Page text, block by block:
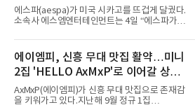
증명한 존재감
에스파(aespa)가 미국 시카고를 뜨겁게 달궜다.
소속사 에스엠엔터테인먼트는 4일 “에스파가
서 열린 ‘롤라팔루자 시카고’(Lollapalooza
Chicago)의 알리안츠 스테이지에 올랐다”며
“총 14곡으로 구성된 세트리스트를 선사, 데뷔 7
년 차다운 노련한 무대 매너와 파워풀한 에너지
로 현장의 분위기를 압도했다”고 밝혔다.1991
년 시작된 ‘롤라팔루자’는 8개 스테이지, 170여
팀의 아티스트와 40만 명 이상의 관객이 운집하
에이엠피, 신흥 무대 맛집 활약…미니
2집 'HELLO AxMxP'로 이어갈 상승
세
AxMxP(에이엠피)가 신흥 무대 맛집으로 존재감
을 키워가고 있다.지난해 9월 정규 1집